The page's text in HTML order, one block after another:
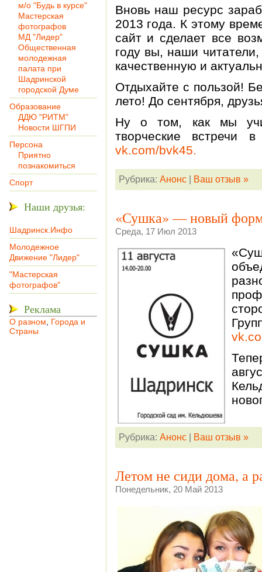
м/о "Будь в курсе"
Мастерская
фотографов
МД "Лидер"
Общественная
молодежная
палата при
Шадринской
городской Думе
Образование
ДДЮ "РИТМ"
Новости ШГПИ
Персона
Приятно
познакомиться
Спорт
Наши друзья:
Шадринск.Инфо
Молодежное
Движение "Лидер"
"Мастерская
фотографов"
Реклама
О разном
Города и
Страны
Вновь наш ресурс
2013 года. К этому
сайт и сделает все
году вы, наши
качественную и
Отдыхайте с пользой!
лето! До сентября,
Ну о том, как мы
творческие встречи
vk.com/bvk45.
Рубрика: Анонс| Ваш отзыв »
«Сушка» — новый
Среда, 17 Июл 2013
Рубрика: Анонс| Ваш отзыв »
Летом не сиди дома, а
Понедельник, 20 Май 2013